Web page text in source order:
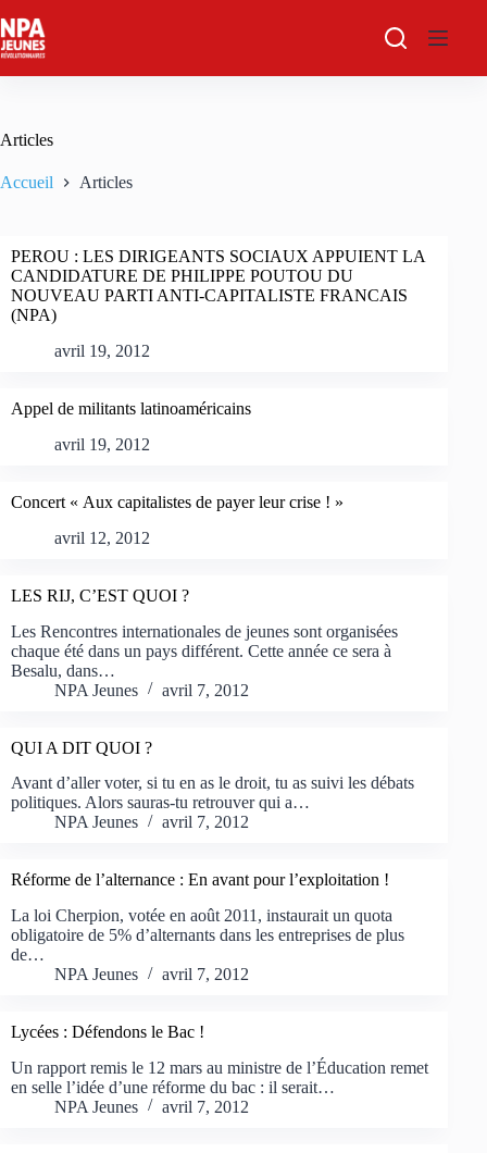
au
contenu
Articles
Accueil Articles
PEROU : LES DIRIGEANTS SOCIAUX APPUIENT LA
CANDIDATURE DE PHILIPPE POUTOU DU
NOUVEAU PARTI ANTI-CAPITALISTE FRANCAIS
(NPA)
avril 19, 2012
Appel de militants latinoaméricains
avril 19, 2012
Concert « Aux capitalistes de payer leur crise ! »
avril 12, 2012
LES RIJ, C’EST QUOI ?
Les Rencontres internationales de jeunes sont organisées
chaque été dans un pays différent. Cette année ce sera à
Besalu, dans…
NPA Jeunes
avril 7, 2012
QUI A DIT QUOI ?
Avant d’aller voter, si tu en as le droit, tu as suivi les débats
politiques. Alors sauras-tu retrouver qui a…
NPA Jeunes
avril 7, 2012
Réforme de l’alternance : En avant pour l’exploitation !
La loi Cherpion, votée en août 2011, instaurait un quota
obligatoire de 5% d’alternants dans les entreprises de plus
de…
NPA Jeunes
avril 7, 2012
Lycées : Défendons le Bac !
Un rapport remis le 12 mars au ministre de l’Éducation remet
en selle l’idée d’une réforme du bac : il serait…
NPA Jeunes
avril 7, 2012